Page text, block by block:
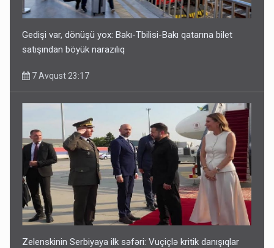
Gedişi var, dönüşü yox: Bakı-Tbilisi-Bakı qatarına bilet
satışından böyük narazılıq
7 Avqust 23:17
Zelenskinin Serbiyaya ilk səfəri: Vuçiçlə kritik danışıqlar